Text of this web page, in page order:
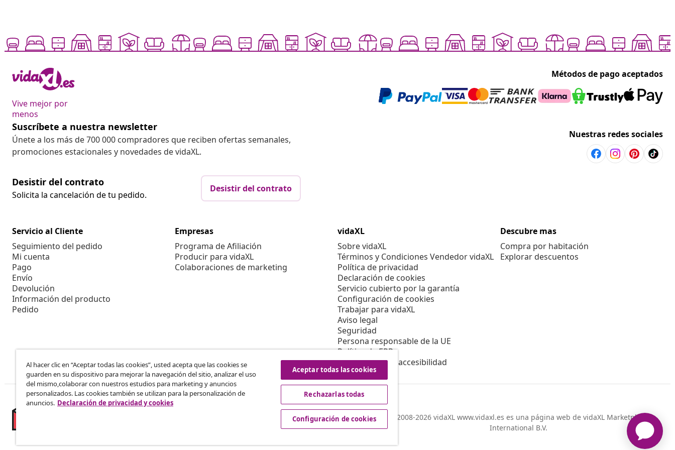
Vive mejor por
menos
Métodos de pago aceptados
Suscríbete a nuestra newsletter
Únete a los más de 700 000 compradores que reciben ofertas semanales,
promociones estacionales y novedades de vidaXL.
Nuestras redes sociales
Desistir del contrato
Solicita la cancelación de tu pedido.
Desistir del contrato
Servicio al Cliente
Seguimiento del pedido
Mi cuenta
Pago
Envío
Devolución
Información del producto
Pedido
Empresas
Programa de Afiliación
Producir para vidaXL
Colaboraciones de marketing
vidaXL
Sobre vidaXL
Términos y Condiciones Vendedor vidaXL
Política de privacidad
Declaración de cookies
Servicio cubierto por la garantía
Configuración de cookies
Trabajar para vidaXL
Aviso legal
Seguridad
Persona responsable de la UE
Política de EPR
Información de accesibilidad
Descubre mas
Compra por habitación
Explorar descuentos
© 2008-2026 vidaXL www.vidaxl.es es una página web de vidaXL Marketplace
International B.V.
Al hacer clic en “Aceptar todas las cookies”, usted acepta que las cookies se
guarden en su dispositivo para mejorar la navegación del sitio, analizar el uso
del mismo,colaborar con nuestros estudios para marketing y anuncios
personalizados. Las cookies también se utilizan para la personalización de
anuncios. Declaración de privacidad y cookies
Aceptar todas las cookies
Rechazarlas todas
Configuración de cookies